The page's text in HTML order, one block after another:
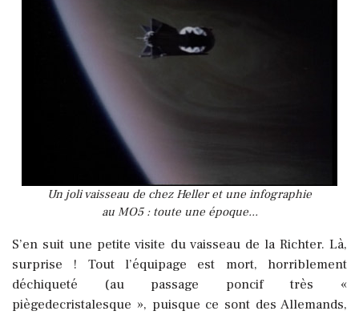
Un joli vaisseau de chez Heller et une infographie
au MO5 : toute une époque...
S’en suit une petite visite du vaisseau de la Richter. Là,
surprise ! Tout l’équipage est mort, horriblement
déchiqueté (au passage poncif très «
piègedecristalesque », puisque ce sont des Allemands,